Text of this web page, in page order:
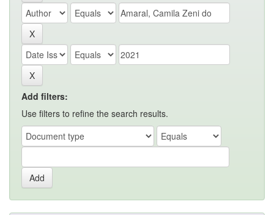
Add filters:
Use filters to refine the search results.